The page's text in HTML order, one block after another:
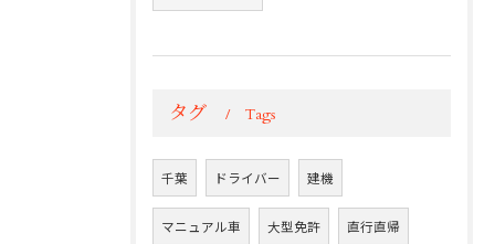
タグ Tags
千葉 ドライバー 建機
マニュアル車 大型免許 直行直帰